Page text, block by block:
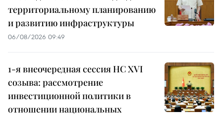
территориальному планированию
и развитию инфраструктуры
06/08/2026 09:49
1-я внеочередная сессия НС XVI
созыва: рассмотрение
инвестиционной политики в
отношении национальных